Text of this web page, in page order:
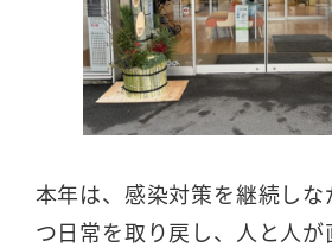
本年は、感染対策を継続しな
つ日常を取り戻し、人と人